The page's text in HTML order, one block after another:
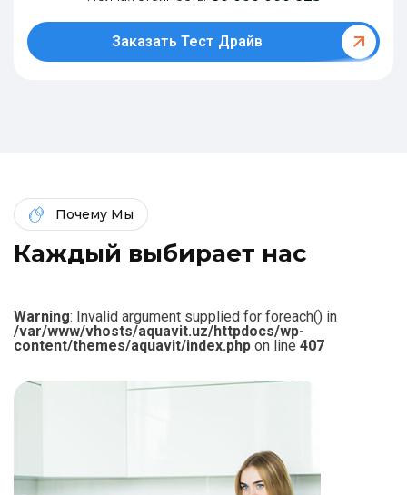
Заказать Тест Драйв
Почему Мы
Каждый выбирает нас
Warning: Invalid argument supplied for foreach() in
/var/www/vhosts/aquavit.uz/httpdocs/wp-
content/themes/aquavit/index.php on line 407